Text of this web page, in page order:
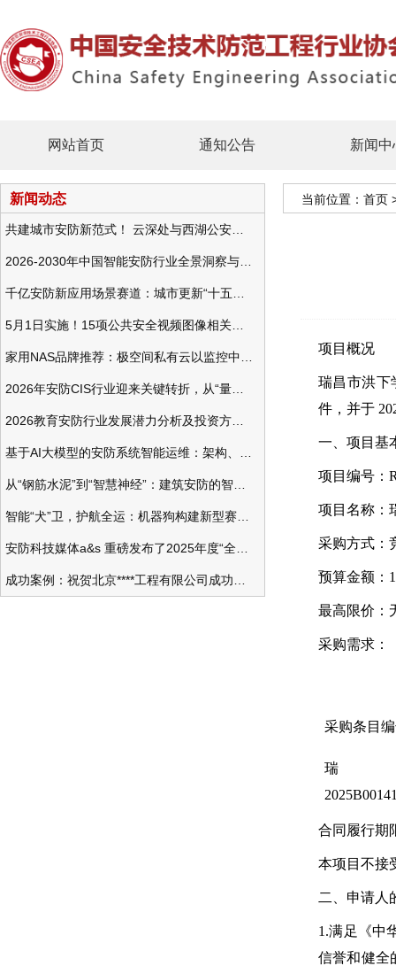
网站首页 通知公告 新闻中
新闻动态 当前位置： 首页
项目概况
瑞昌市洪下
件，并于
一、项目基
项目编号：
项目名称：
采购方式：
预算金额：
最高限价：
采购需求：
采购条目
瑞
合同履行期
本项目不接
二、申请人
1.满足《中
信誉和健全